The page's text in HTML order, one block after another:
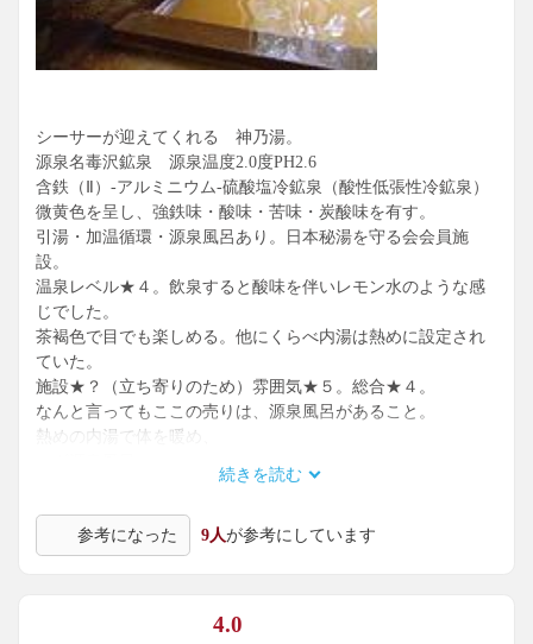
シーサーが迎えてくれる 神乃湯。
源泉名毒沢鉱泉 源泉温度2.0度PH2.6
含鉄（Ⅱ）-アルミニウム-硫酸塩冷鉱泉（酸性低張性冷鉱泉）
微黄色を呈し、強鉄味・酸味・苦味・炭酸味を有す。
引湯・加温循環・源泉風呂あり。日本秘湯を守る会会員施
設。
温泉レベル★４。飲泉すると酸味を伴いレモン水のような感
じでした。
茶褐色で目でも楽しめる。他にくらべ内湯は熱めに設定され
ていた。
施設★？（立ち寄りのため）雰囲気★５。総合★４。
なんと言ってもここの売りは、源泉風呂があること。
熱めの内湯で体を暖め、
喉に痞えたものがとれるがごとくの入湯。
ピリヒヤ感がたまらない。ここでは茶褐色は前フリにすぎな
出たあとのポカポカ感も格別。
宿泊してみたくなりました・・。
続きを読む
参考になった 9人が参考にしています
4.0